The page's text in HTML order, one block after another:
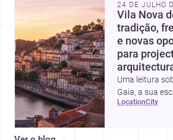
escondidas.
24 DE JULHO
Vila Nova
tradição,
e novas
para
Uma leitura
Gaia, a sua
património
location city